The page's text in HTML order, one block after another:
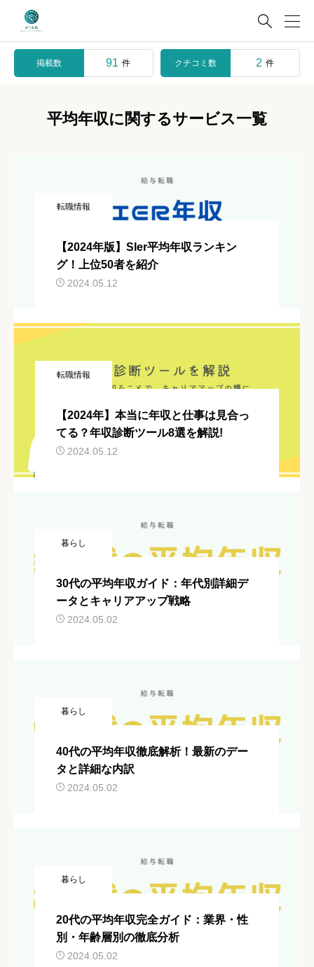

掲載数 91 件 クチコミ数 2 件
平均年収に関するサービス一覧
転職情報
【2024年版】SIer平均年収ランキン
グ！上位50者を紹介
2024.05.12
転職情報
【2024年】本当に年収と仕事は見合っ
てる？年収診断ツール8選を解説!
2024.05.12
暮らし
30代の平均年収ガイド：年代別詳細デ
ータとキャリアアップ戦略
2024.05.02
暮らし
40代の平均年収徹底解析！最新のデー
タと詳細な内訳
2024.05.02
暮らし
20代の平均年収完全ガイド：業界・性
別・年齢層別の徹底分析
2024.05.02